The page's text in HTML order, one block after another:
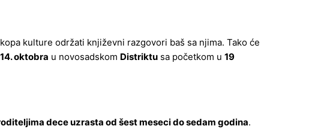
kulture održati književni razgovori baš sa njima. Tako će
oktobra u novosadskom Distriktu sa početkom u 19
dece uzrasta od šest meseci do sedam godina.